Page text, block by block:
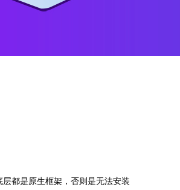
都是原生框架，否则是无法安装